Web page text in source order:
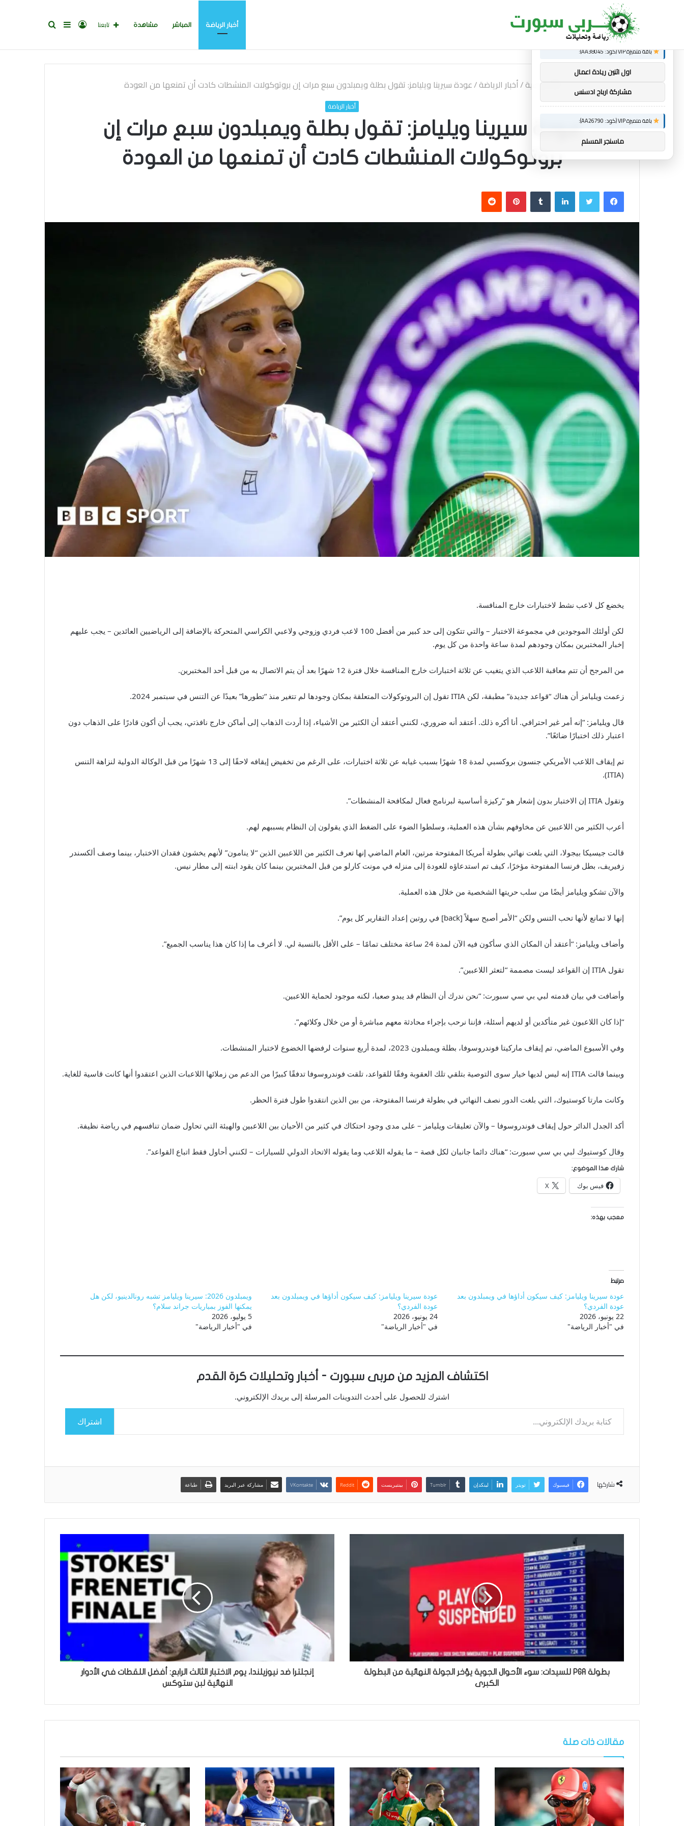
أخبار الرياضة المباشر مشاهدة بحثإضافةتسجيل
تابعنا
الجديد
ألعاب الكومنولث 2026: الإنجليزية إيميلي كامبل تحتفظ بلقب رفع الأثقال
الرئيسية/أخبار الرياضة/عودة سيرينا ويليامز: تقول بطلة ويمبلدون سبع مرات إن بروتوكولات المنشطات كادت أن تمنعها من العودة
أخبار الرياضة
عودة سيرينا ويليامز: تقول بطلة ويمبلدون سبع مرات إن
بروتوكولات المنشطات كادت أن تمنعها من العودة
فيسبوكتويتر لينكدإن بينتيريست
يخضع كل لاعب نشط لاختبارات خارج المنافسة.
لكن أولئك الموجودين في مجموعة الاختبار – والتي تتكون إلى حد كبير من أفضل 100 لاعب فردي وزوجي ولاعبي الكراسي المتحركة بالإضافة إلى الرياضيين العائدين – يجب عليهم
إخبار المختبرين بمكان وجودهم لمدة ساعة واحدة من كل يوم.
من المرجح أن تتم معاقبة اللاعب الذي يتغيب عن ثلاثة اختبارات خارج المنافسة خلال فترة 12 شهرًا بعد أن يتم الاتصال به من قبل أحد المختبرين.
زعمت ويليامز أن هناك “قواعد جديدة” مطبقة، لكن ITIA تقول إن البروتوكولات المتعلقة بمكان وجودها لم تتغير منذ “تطورها” بعيدًا عن التنس في سبتمبر 2024.
قال ويليامز: “إنه أمر غير احترافي. أنا أكره ذلك. أعتقد أنه ضروري، لكنني أعتقد أن الكثير من الأشياء، إذا أردت الذهاب إلى أماكن خارج نافذتي، يجب أن أكون قادرًا على الذهاب دون
اعتبار ذلك اختبارًا ضائعًا”.
تم إيقاف اللاعب الأمريكي جنسون بروكسبي لمدة 18 شهرًا بسبب غيابه عن ثلاثة اختبارات، على الرغم من تخفيض إيقافه لاحقًا إلى 13 شهرًا من قبل الوكالة الدولية لنزاهة التنس
(ITIA).
وتقول ITIA إن الاختبار بدون إشعار هو “ركيزة أساسية لبرنامج فعال لمكافحة المنشطات”.
أعرب الكثير من اللاعبين عن مخاوفهم بشأن هذه العملية، وسلطوا الضوء على الضغط الذي يقولون إن النظام يسببهم لهم.
قالت جيسيكا بيجولا، التي بلغت نهائي بطولة أمريكا المفتوحة مرتين، العام الماضي إنها تعرف الكثير من اللاعبين الذين “لا ينامون” لأنهم يخشون فقدان الاختبار، بينما وصف ألكسندر
زفيريف، بطل فرنسا المفتوحة مؤخرًا، كيف تم استدعاؤه للعودة إلى منزله في مونت كارلو من قبل المختبرين بينما كان يقود ابنته إلى مطار نيس.
والآن تشكو ويليامز أيضًا من سلب حريتها الشخصية من خلال هذه العملية.
إنها لا تمانع لأنها تحب التنس ولكن “الأمر أصبح سهلاً [back] في روتين إعداد التقارير كل يوم”.
وأضاف ويليامز: “أعتقد أن المكان الذي سأكون فيه الآن لمدة 24 ساعة مختلف تمامًا – على الأقل بالنسبة لي. لا أعرف ما إذا كان هذا يناسب الجميع”.
تقول ITIA إن القواعد ليست مصممة “لتعثر اللاعبين”.
وأضافت في بيان قدمته لبي بي سي سبورت: “نحن ندرك أن النظام قد يبدو صعبا، لكنه موجود لحماية اللاعبين.
“إذا كان اللاعبون غير متأكدين أو لديهم أسئلة، فإننا نرحب بإجراء محادثة معهم مباشرة أو من خلال وكلائهم”.
وفي الأسبوع الماضي، تم إيقاف ماركيتا فوندروسوفا، بطلة ويمبلدون 2023، لمدة أربع سنوات لرفضها الخضوع لاختبار المنشطات.
وبينما قالت ITIA إنه ليس لديها خيار سوى التوصية بتلقي تلك العقوبة وفقًا للقواعد، تلقت فوندروسوفا تدفقًا كبيرًا من الدعم من زملائها اللاعبات الذين اعتقدوا أنها كانت قاسية للغاية.
وكانت مارتا كوستيوك، التي بلغت الدور نصف النهائي في بطولة فرنسا المفتوحة، من بين الذين انتقدوا طول فترة الحظر.
أكد الجدل الدائر حول إيقاف فوندروسوفا – والآن تعليقات ويليامز – على مدى وجود احتكاك في كثير من الأحيان بين اللاعبين والهيئة التي تحاول ضمان تنافسهم في رياضة نظيفة.
وقال كوستيوك لبي بي سي سبورت: “هناك دائما جانبان لكل قصة – ما يقوله اللاعب وما يقوله الاتحاد الدولي للسيارات – لكنني أحاول فقط اتباع القواعد”.
شارك هذا الموضوع:
فيس بوك X
معجب بهذه:
مرتبط
عودة سيرينا ويليامز: كيف سيكون أداؤها في ويمبلدون بعد
عودة الفردي؟
22 يونيو، 2026
في "أخبار الرياضة"
عودة سيرينا ويليامز: كيف سيكون أداؤها في ويمبلدون بعد
عودة الفردي؟
24 يونيو، 2026
في "أخبار الرياضة"
ويمبلدون 2026: سيرينا ويليامز تشبه رونالدينيو، لكن هل
يمكنها الفوز بمباريات جراند سلام؟
5 يوليو، 2026
في "أخبار الرياضة"
اكتشاف المزيد من مربى سبورت - أخبار وتحليلات كرة القدم
اشترك للحصول على أحدث التدوينات المرسلة إلى بريدك الإلكتروني.
كتابة بريدك الإلكتروني...
اشتراك
شاركها فيسبوك تويتر لينكدإن بينتيريست مشاركة عبر البريد طباعة
بطولة PGA للسيدات: سوء الأحوال الجوية يؤخر الجولة النهائية من البطولة
الكبرى
إنجلترا ضد نيوزيلندا، يوم الاختبار الثالث الرابع: أفضل اللقطات في الأدوار
النهائية لبن ستوكس
مقالات ذات صلة
توصيات : ×
باقة متميزة VIP (كود: AA38045):
اول اثنين ريادة اعمال
مشاركة ارباح ادسنس
باقة متميزة VIP (كود: AA26790):
ماسنجر المسلم